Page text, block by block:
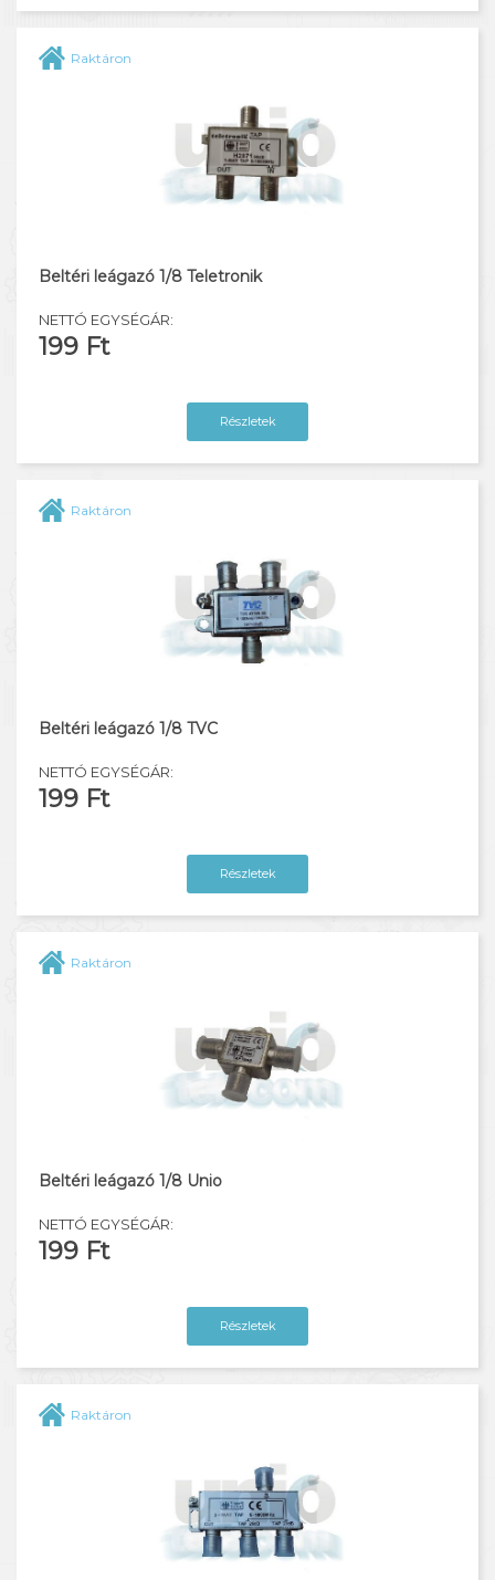
Raktáron
Beltéri leágazó 1/8 Teletronik
NETTÓ EGYSÉGÁR:
199 Ft
Részletek
Raktáron
Beltéri leágazó 1/8 TVC
NETTÓ EGYSÉGÁR:
199 Ft
Részletek
Raktáron
Beltéri leágazó 1/8 Unio
NETTÓ EGYSÉGÁR:
199 Ft
Részletek
Raktáron